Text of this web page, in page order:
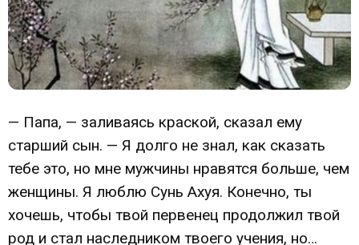
— Папа, — заливаясь краской, сказал ему
старший сын. — Я долго не знал, как сказать
тебе это, но мне мужчины нравятся больше, чем
женщины. Я люблю Сунь Ахуя. Конечно, ты
хочешь, чтобы твой первенец продолжил твой
род и стал наследником твоего учения, но…